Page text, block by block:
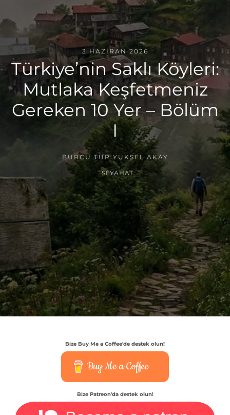
3 HAZIRAN 2026
Türkiye’nin Saklı Köyleri:
Mutlaka Keşfetmeniz
Gereken 10 Yer – Bölüm
I
BURCU TUR YÜKSEL AKAY
SEYAHAT
Bize Buy Me a Coffee'de destek olun!
Buy Me a Coffee
Bize Patreon'da destek olun!